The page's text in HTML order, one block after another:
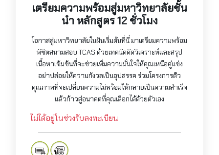
เตรียมความพร้อมสู่มหาวิทยาลัยชั้น
นำ หลักสูตร 12 ชั่วโมง
โอกาสสู่มหาวิทยาลัยในฝันเริ่มต้นที่นี่ มาเตรียมความพร้อม
พิชิตสนามสอบ TCAS ด้วยเทคนิคคิดวิเคราะห์และสรุป
เนื้อหาเข้มข้นที่จะช่วยเพิ่มความมั่นใจให้คุณเหนือคู่แข่ง
อย่าปล่อยให้ความกังวลเป็นอุปสรรค ร่วมโครงการติว
คุณภาพที่จะเปลี่ยนความไม่พร้อมให้กลายเป็นความสำเร็จ
แล้วก้าวสู่อนาคตที่คุณเลือกได้ด้วยตัวเอง
ไม่ได้อยู่ในช่วงรับลงทะเบียน